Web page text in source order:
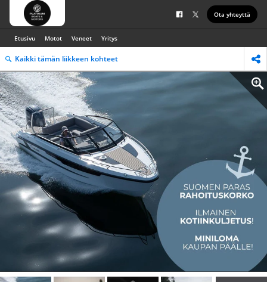
Ota yhteyttä
Etusivu Motot Veneet Yritys
Kaikki tämän liikkeen kohteet